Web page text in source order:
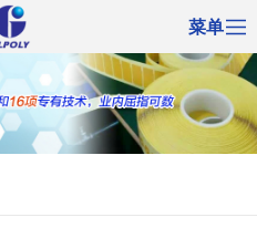
菜单